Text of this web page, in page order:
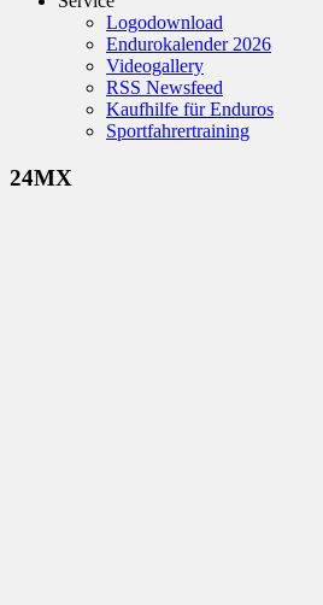
Logodownload
Endurokalender 2026
Videogallery
RSS Newsfeed
Kaufhilfe für Enduros
Sportfahrertraining
24MX